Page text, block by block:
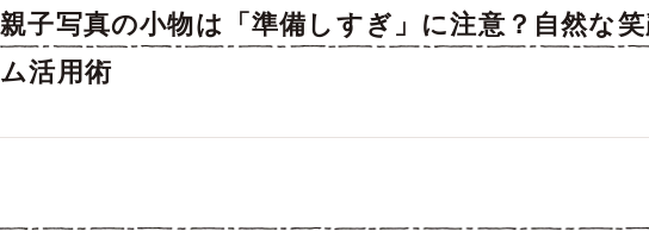
親子写真の小物は「準備しすぎ」に注意？自然な
ム活用術